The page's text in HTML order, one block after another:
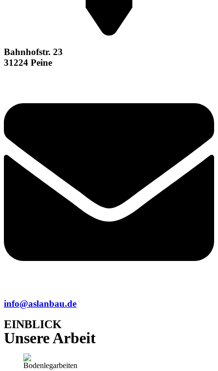
Bahnhofstr. 23
31224 Peine
info@aslanbau.de
EINBLICK
Unsere Arbeit